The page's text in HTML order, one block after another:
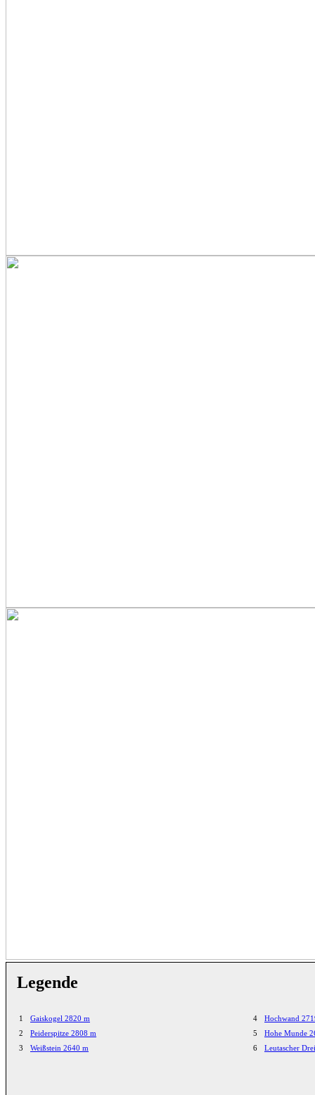
Legende
1
Gaiskogel 2820 m
2
Peiderspitze 2808 m
3
Weißstein 2640 m
4
Hochwand
5
Hohe Munde
6
Leutascher